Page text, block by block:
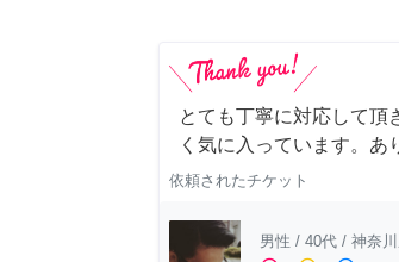
とても丁寧に対応して頂
く気に入っています。あ
依頼されたチケット
男性 / 40代 / 神奈